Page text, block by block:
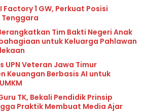
1 GW, Perkuat Posisi
Tenggara
Tim Bakti Negeri Anak
untuk Keluarga Pahlawan
UPN Veteran Jawa Timur
Keuangan Berbasis AI untuk
TK, Bekali Pendidik Prinsip
Praktik Membuat Media Ajar